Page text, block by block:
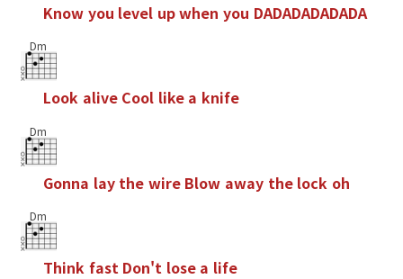
Know you level upwhen you DADADADADADA
Dm
Look alive Cool like a knife
Dm
Gonna lay the wire Blow away the lock oh
Dm
Think fast Don't lose a life